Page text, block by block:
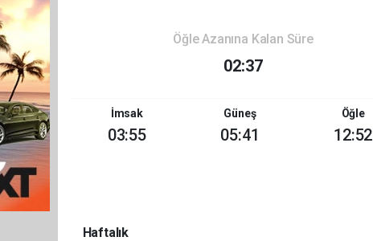
Öğle Azanına Kalan Süre
02:37
İmsak
03:55
Güneş
05:41
Öğle
12:52
Haftalık